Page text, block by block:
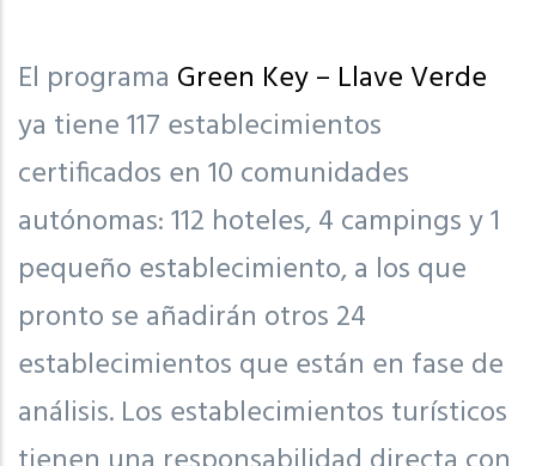
El programa Green Key – Llave Verde
ya tiene 117 establecimientos
certificados en 10 comunidades
autónomas: 112 hoteles, 4 campings y 1
pequeño establecimiento, a los que
pronto se añadirán otros 24
establecimientos que están en fase de
análisis. Los establecimientos turísticos